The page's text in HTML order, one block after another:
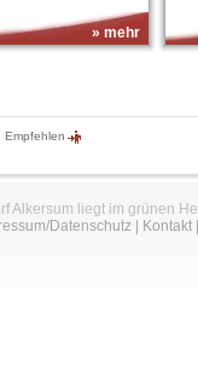
» mehr
Empfehlen
Alkersum liegt im grünen
Datenschutz| Kontakt